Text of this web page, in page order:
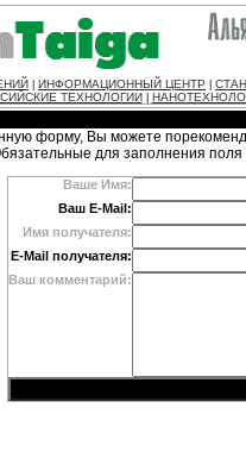
ИНФОРМАЦИОННЫЙ ЦЕНТР
ТЕХНОЛОГИИ
форму, Вы можете
для заполнения
Ваше Имя:
Ваш E-Mail:
Имя получателя:
E-Mail получателя:
Ваш комментарий: